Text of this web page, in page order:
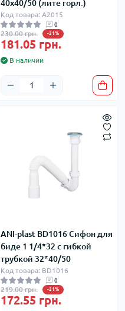
40х40/50 (лите горл.)
Код товара: A2015
0
230.00 грн. -21%
181.05 грн.
В наличии
ANI-plast BD1016 Сифон для
биде 1 1/4*32 с гибкой
трубкой 32*40/50
Код товара: BD1016
0
219.00 грн. -21%
172.55 грн.